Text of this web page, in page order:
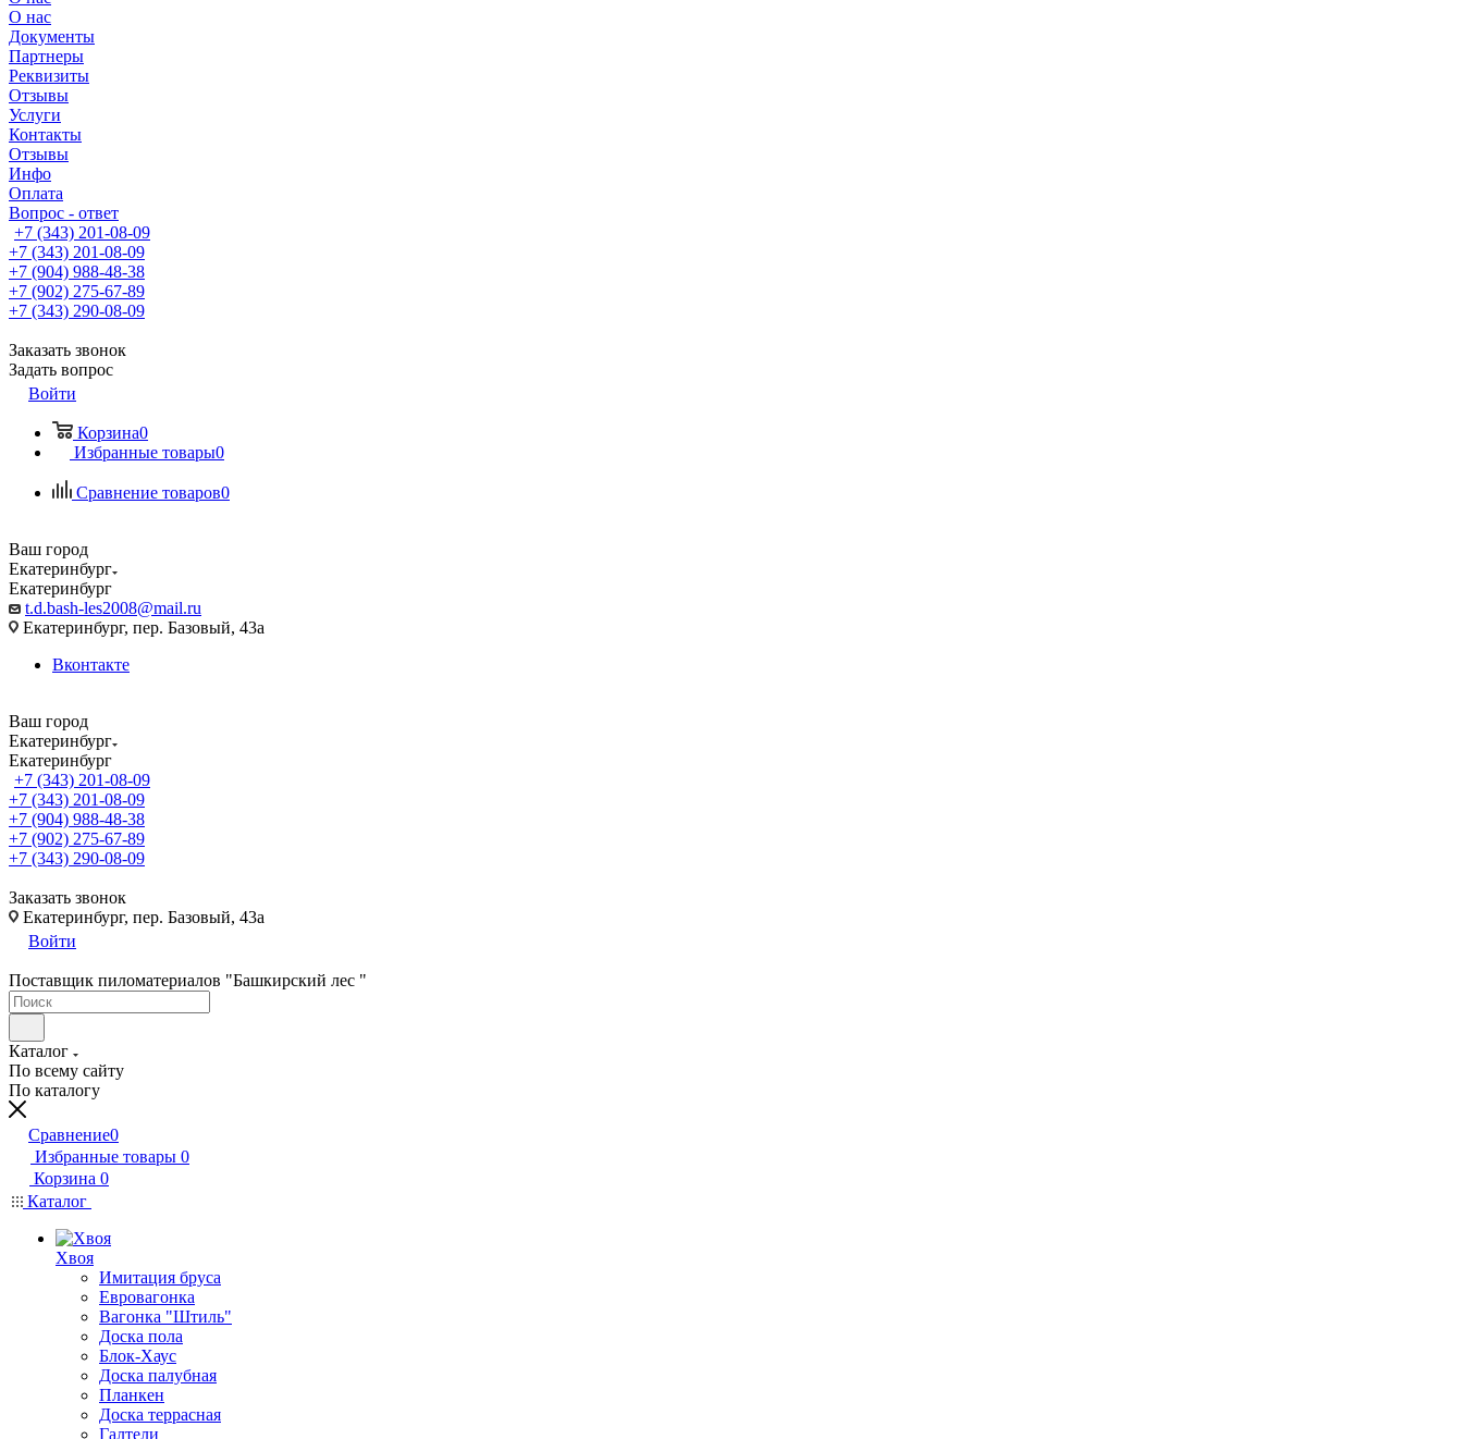
О нас
Документы
Партнеры
Реквизиты
Отзывы
Услуги
Контакты
Отзывы
Инфо
Оплата
Вопрос - ответ
+7 (343) 201-08-09
+7 (343) 201-08-09
+7 (904) 988-48-38
+7 (902) 275-67-89
+7 (343) 290-08-09
Заказать звонок
Задать вопрос
Войти
Корзина0
Избранные товары0
Сравнение товаров0
Ваш город
Екатеринбург
Екатеринбург
t.d.bash-les2008@mail.ru
Екатеринбург, пер. Базовый, 43а
Вконтакте
Ваш город
Екатеринбург
Екатеринбург
+7 (343) 201-08-09
+7 (343) 201-08-09
+7 (904) 988-48-38
+7 (902) 275-67-89
+7 (343) 290-08-09
Заказать звонок
Екатеринбург, пер. Базовый, 43а
Войти
Поставщик пиломатериалов "Башкирский лес "
Каталог
По всему сайту
По каталогу
Сравнение0
Избранные товары 0
Корзина 0
Каталог
Хвоя
Имитация бруса
Евровагонка
Вагонка "Штиль"
Доска пола
Блок-Хаус
Доска палубная
Планкен
Доска террасная
Галтели